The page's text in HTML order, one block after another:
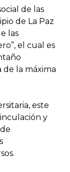
de las
de La Paz
las
el cual es
de la máxima
este
y